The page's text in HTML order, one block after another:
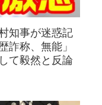
知事が迷惑記
詐称、無能」
て毅然と反論